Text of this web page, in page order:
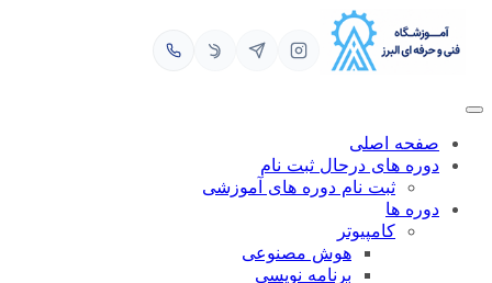
محتوا
صفحه اصلی
دوره های درحال ثبت نام
ثبت نام دوره های آموزشی
دوره ها
کامپیوتر
هوش مصنوعی
برنامه نویسی